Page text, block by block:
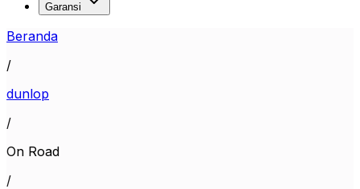
Garansi
Beranda
/
dunlop
/
On Road
/